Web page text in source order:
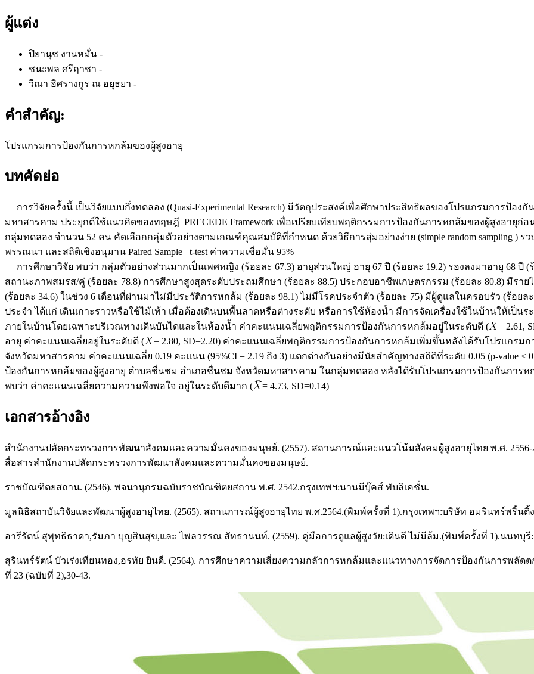
ผู้แต่ง
ปิยานุช งานหมั่น -
ชนะพล ศรีฤาชา -
วีณา อิศรางกูร ณ อยุธยา -
คำสำคัญ:
โปรแกรมการป้องกันการหกล้มของผู้สูงอายุ
บทคัดย่อ
การวิจัยครั้งนี้ เป็นวิจัยแบบกึ่งทดลอง (Quasi-Experimental Research) มีวัตถุประสงค์เพื่อศึกษาประสิทธิผลของโปรแกรมการป้
มหาสารคาม ประยุกต์ใช้แนวคิดของทฤษฎี PRECEDE Framework เพื่อเปรียบเทียบพฤติกรรมการป้องกันการหกล้มของผู้สูงอายุ
กลุ่มทดลอง จำนวน 52 คน คัดเลือกกลุ่มตัวอย่างตามเกณฑ์คุณสมบัติที่กำหนด ด้วยวิธีการสุ่มอย่างง่าย (simple random sampling )
พรรณนา และสถิติเชิงอนุมาน Paired Sample t-test ค่าความเชื่อมั่น 95%
การศึกษาวิจัย พบว่า กลุ่มตัวอย่างส่วนมากเป็นเพศหญิง (ร้อยละ 67.3) อายุส่วนใหญ่ อายุ 67 ปี (ร้อยละ 19.2) รองลงมาอายุ 68 ปี
สถานะภาพสมรส/คู่ (ร้อยละ 78.8) การศึกษาสูงสุดระดับประถมศึกษา (ร้อยละ 88.5) ประกอบอาชีพเกษตรกรรม (ร้อยละ 80.8) มีรา
(ร้อยละ 34.6) ในช่วง 6 เดือนที่ผ่านมาไม่มีประวัติการหกล้ม (ร้อยละ 98.1) ไม่มีโรคประจำตัว (ร้อยละ 75) มีผู้ดูแลในครอบรัว (ร้อ
ประจำ ได้แก่ เดินเกาะราวหรือใช้ไม้เท้า เมื่อต้องเดินบนพื้นลาดหรือต่างระดับ หรือการใช้ห้องน้ำ มีการจัดเครื่องใช้ในบ้านให้เป็นร
ภายในบ้านโดยเฉพาะบริเวณทางเดินบันไดและในห้องน้ำ ค่าคะแนนเฉลี่ยพฤติกรรมการป้องกันการหกล้มอยู่ในระดับดี (
= 2.61,
อายุ ค่าคะแนนเฉลี่ยอยู่ในระดับดี (
= 2.80, SD=2.20) ค่าคะแนนเฉลี่ยพฤติกรรมการป้องกันการหกล้มเพิ่มขึ้นหลังได้รับโปรแกร
จังหวัดมหาสารคาม ค่าคะแนนเฉลี่ย 0.19 คะแนน (95%CI = 2.19 ถึง 3) แตกต่างกันอย่างมีนัยสำคัญทางสถิติที่ระดับ 0.05 (p-value
ป้องกันการหกล้มของผู้สูงอายุ ตำบลชื่นชม อำเภอชื่นชม จังหวัดมหาสารคาม ในกลุ่มทดลอง หลังได้รับโปรแกรมการป้องกันการ
พบว่า ค่าคะแนนเฉลี่ยความความพึงพอใจ อยู่ในระดับดีมาก (
= 4.73, SD=0.14)
เอกสารอ้างอิง
สำนักงานปลัดกระทรวงการพัฒนาสังคมและความมั่นคงของมนุษย์. (2557). สถานการณ์และแนวโน้มสังคมผู้สูงอายุไทย พ.ศ. 2556-
สื่อสารสำนักงานปลัดกระทรวงการพัฒนาสังคมและความมั่นคงของมนุษย์.
ราชบัณฑิตยสถาน. (2546). พจนานุกรมฉบับราชบัณฑิตยสถาน พ.ศ. 2542.กรุงเทพฯ:นานมีบุ๊คส์ พับลิเคชั่น.
มูลนิธิสถาบันวิจัยและพัฒนาผู้สูงอายุไทย. (2565). สถานการณ์ผู้สูงอายุไทย พ.ศ.2564.(พิมพ์ครั้งที่ 1).กรุงเทพฯ:บริษัท อมรินทร์พริ้น
อารีรัตน์ สุพุทธิธาดา,รัมภา บุญสินสุข,และ ไพลวรรณ สัทธานนท์. (2559). คู่มือการดูแลผู้สูงวัย:เดินดี ไม่มีล้ม.(พิมพ์ครั้งที่ 1).นนทบุ
สุรินทร์รัตน์ บัวเร่งเทียนทอง,อรทัย ยินดี. (2564). การศึกษาความเสี่ยงความกลัวการหกล้มและแนวทางการจัดการป้องกันการพลั
ที่ 23 (ฉบับที่ 2),30-43.